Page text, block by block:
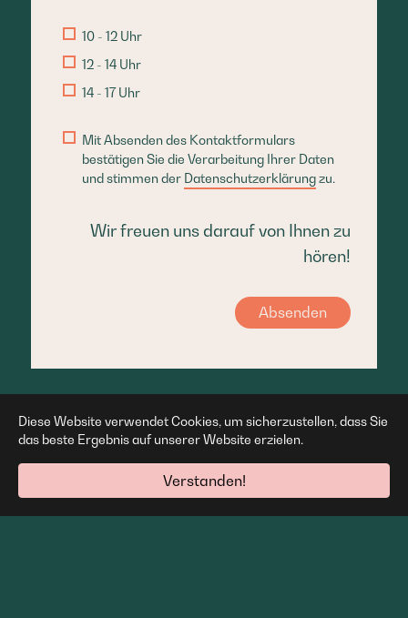
Diese Website verwendet Cookies, um sicherzustellen, dass Sie
das beste Ergebnis auf unserer Website erzielen.
Verstanden!
10 - 12 Uhr
12 - 14 Uhr
14 - 17 Uhr
Mit Absenden des Kontaktformulars
bestätigen Sie die Verarbeitung Ihrer Daten
und stimmen der Datenschutzerklärungzu.
Wir freuen uns darauf von Ihnen zu
hören!
Absenden
Impressum Datenschutz Kontakt Karriere Anmelden
©2022 delfinax Forderungsmanagement GmbH